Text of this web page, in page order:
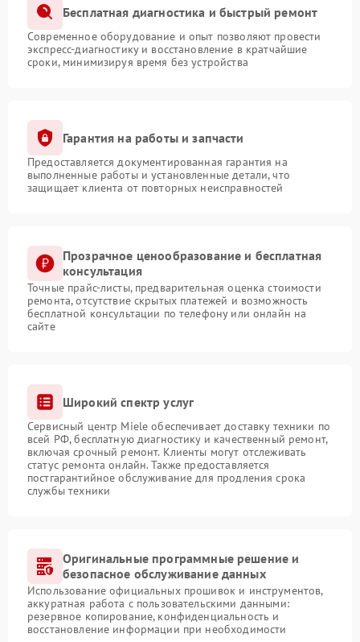
Бесплатная диагностика и быстрый ремонт
Современное оборудование и опыт позволяют провести
экспресс-диагностику и восстановление в кратчайшие
сроки, минимизируя время без устройства
Гарантия на работы и запчасти
Предоставляется документированная гарантия на
выполненные работы и установленные детали, что
защищает клиента от повторных неисправностей
Прозрачное ценообразование и бесплатная
консультация
Точные прайс-листы, предварительная оценка стоимости
ремонта, отсутствие скрытых платежей и возможность
бесплатной консультации по телефону или онлайн на
сайте
Широкий спектр услуг
Сервисный центр Miele обеспечивает доставку техники по
всей РФ, бесплатную диагностику и качественный ремонт,
включая срочный ремонт. Клиенты могут отслеживать
статус ремонта онлайн. Также предоставляется
постгарантийное обслуживание для продления срока
службы техники
Оригинальные программные решение и
безопасное обслуживание данных
Использование официальных прошивок и инструментов,
аккуратная работа с пользовательскими данными:
резервное копирование, конфиденциальность и
восстановление информации при необходимости